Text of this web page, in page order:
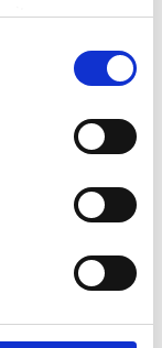
app,
18 KB